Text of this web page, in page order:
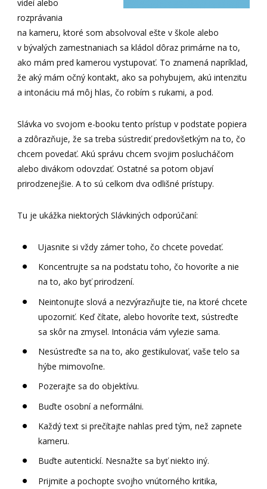
videí alebo
rozprávania
na kameru, ktoré som absolvoval ešte v škole alebo
v bývalých zamestnaniach sa kládol dôraz primárne na to,
ako mám pred kamerou vystupovať. To znamená napríklad,
že aký mám očný kontakt, ako sa pohybujem, akú intenzitu
a intonáciu má môj hlas, čo robím s rukami, a pod.
Slávka vo svojom e-booku tento prístup v podstate popiera
a zdôrazňuje, že sa treba sústrediť predovšetkým na to, čo
chcem povedať. Akú správu chcem svojim poslucháčom
alebo divákom odovzdať. Ostatné sa potom objaví
prirodzenejšie. A to sú celkom dva odlišné prístupy.
Tu je ukážka niektorých Slávkiných odporúčaní:
Ujasnite si vždy zámer toho, čo chcete povedať.
Koncentrujte sa na podstatu toho, čo hovoríte a nie
na to, ako byť prirodzení.
Neintonujte slová a nezvýrazňujte tie, na ktoré chcete
upozorniť. Keď čítate, alebo hovoríte text, sústreďte
sa skôr na zmysel. Intonácia vám vylezie sama.
Nesústreďte sa na to, ako gestikulovať, vaše telo sa
hýbe mimovoľne.
Pozerajte sa do objektívu.
Buďte osobní a neformálni.
Každý text si prečítajte nahlas pred tým, než zapnete
kameru.
Buďte autentickí. Nesnažte sa byť niekto iný.
Prijmite a pochopte svojho vnútorného kritika,